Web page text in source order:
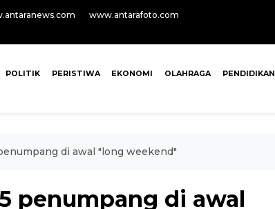
www.antarafoto.com
POLITIK PERISTIWA EKONOMI OLAHRAGA PENDIDIKAN
di awal "long weekend"
penumpang di awal